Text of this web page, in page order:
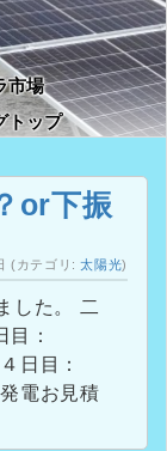
市場
トップ
or下振
(カテゴリ:太陽光)
た。 二
3.89kwh ５日目：3.86kwh 発電お見積